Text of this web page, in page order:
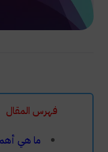
فهرس المقال
ما هي